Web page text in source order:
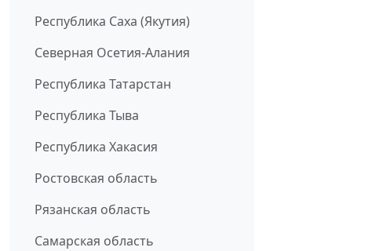
Республика Саха (Якутия)
Северная Осетия-Алания
Республика Татарстан
Республика Тыва
Республика Хакасия
Ростовская область
Рязанская область
Самарская область